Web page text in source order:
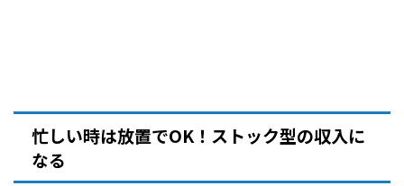
忙しい時は放置でOK！ストック型の収入に
なる